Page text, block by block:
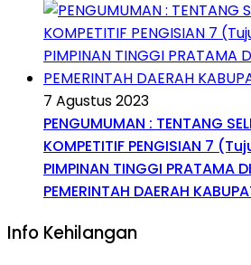
7 Agustus 2023
PENGUMUMAN : TENTANG
KOMPETITIF PENGISIAN 7
PIMPINAN TINGGI PRATAMA
PEMERINTAH DAERAH
Info Kehilangan